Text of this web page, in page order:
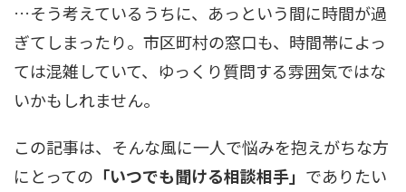
…そう考えているうちに、あっという間に時間が過
ぎてしまったり。市区町村の窓口も、時間帯によっ
ては混雑していて、ゆっくり質問する雰囲気ではな
いかもしれません。
この記事は、そんな風に一人で悩みを抱えがちな方
にとっての 「いつでも聞ける相談相手」 でありたい